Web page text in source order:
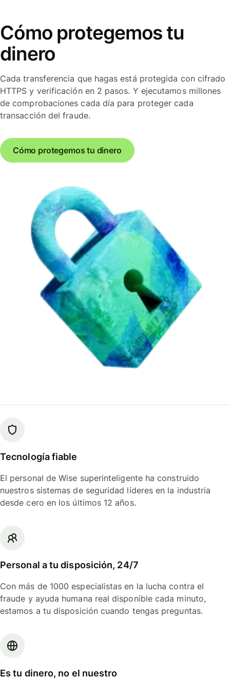
Cómo protegemos tu
dinero
Cada transferencia que hagas está protegida con cifrado
HTTPS y verificación en 2 pasos. Y ejecutamos millones
de comprobaciones cada día para proteger cada
transacción del fraude.
Cómo protegemos tu dinero
Tecnología fiable
El personal de Wise superinteligente ha construido
nuestros sistemas de seguridad líderes en la industria
desde cero en los últimos 12 años.
Personal a tu disposición, 24/7
Con más de 1000 especialistas en la lucha contra el
fraude y ayuda humana real disponible cada minuto,
estamos a tu disposición cuando tengas preguntas.
Es tu dinero, no el nuestro